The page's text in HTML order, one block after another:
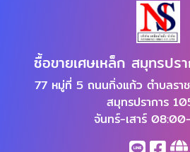
ซื้อขายเศษเหล็ก สมุทรปร
77 หมู่ที่ 5 ถนนกิ่งแก้ว ตำบลราช
สมุทรปราการ
จันทร์-เสาร์